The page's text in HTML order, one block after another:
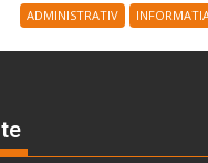
ADMINISTRATIV